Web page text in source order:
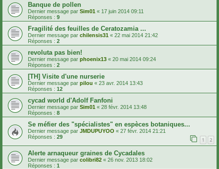
Banque de pollen
Dernier message par Sim01 « 17 juin 2014 09:11
Réponses : 9
Fragilité des feuilles de Ceratozamia ...
Dernier message par chilensis31 « 22 mai 2014 21:42
Réponses : 2
revoluta pas bien!
Dernier message par phoenix13 « 20 mai 2014 09:24
Réponses : 2
[TH] Visite d'une nurserie
Dernier message par pilou « 23 avr. 2014 13:43
Réponses : 12
cycad world d'Adolf Fanfoni
Dernier message par Sim01 « 28 févr. 2014 13:48
Réponses : 8
Se méfier des "spécialistes" en espèces botaniques...
Dernier message par JMDUPUYOO « 27 févr. 2014 21:21
Réponses : 29 1 2
Alerte arnaqueur graines de Cycadales
Dernier message par colibri82 « 26 nov. 2013 18:02
Réponses : 1